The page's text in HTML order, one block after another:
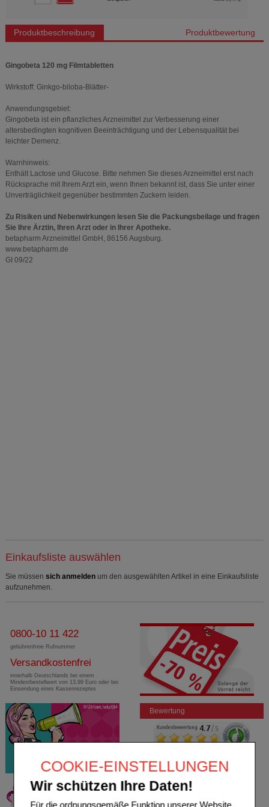
COOKIE-EINSTELLUNGEN
Wir schützen Ihre Daten!
Für die ordnungsgemäße Funktion unserer Website
Produktbeschreibung Produktbewertung
Gingobeta 120 mg Filmtabletten
Wirkstoff: Ginkgo-biloba-Blätter-
Anwendungsgebiet:
Gingobeta ist ein pflanzliches Arzneimittel zur Verbesserung einer
altersbedingten kognitiven Beeinträchtigung und der Lebensqualität bei
leichter Demenz.
Warnhinweis:
Enthält Lactose und Glucose. Bitte nehmen Sie dieses Arzneimittel erst nach
Rücksprache mit Ihrem Arzt ein, wenn Ihnen bekannt ist, dass Sie unter einer
Unverträglichkeit gegenüber bestimmten Zuckern leiden.
Zu Risiken und Nebenwirkungen lesen Sie die Packungsbeilage und fragen
Sie Ihre Ärztin, Ihren Arzt oder in Ihrer Apotheke.
betapharm Arzneimittel GmbH, 86156 Augsburg.
www.betapharm.de
GI 09/22
Einkaufsliste auswählen
Sie müssen sich anmelden um den ausgewählten Artikel in eine Einkaufsliste
aufzunehmen.
0800-10 11 422
gebührenfreie Rufnummer
Versandkostenfrei
innerhalb Deutschlands bei einem
Mindestbestellwert von 13,99 Euro oder bei
Einsendung eines Kassenrezeptes
Bewertung